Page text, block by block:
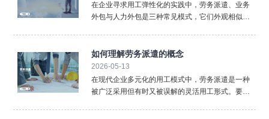
在企业寻求用工弹性化的实践中，劳务派遣、业务
外包与人力外包是三种常见模式，它们外观相似却
工方式至关重要。首先，法律关系的核心不同。 这
是最根本的区别。劳
如何理解劳务派遣的概念
2026-05-13
在现代企业多元化的用工模式中，劳务派遣是一种
被广泛采用但有时又被误解的灵活用工形式。要准